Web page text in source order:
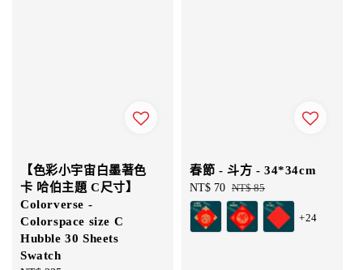
【色彩小宇宙白墨著色
卡 哈伯主題 C尺寸】
Colorverse -
Colorspace size C
Hubble 30 Sheets
Swatch
春節 - 斗方 - 34*34cm
Sale
price
NT$ 70 Regular
price
NT$ 85
+24